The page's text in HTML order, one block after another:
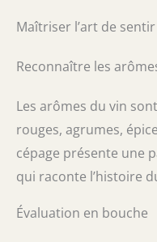
Maîtriser l’art de
Reconnaître les
Les arômes du vin
rouges, agrumes,
cépage présente une
qui raconte l’histoire
Évaluation en bouche